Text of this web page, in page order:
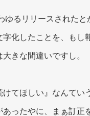
ゆるリリースされた
化したことを、もし
きな間違いですし。
けてほしい』なんてい
ったやに、まぁ訂正